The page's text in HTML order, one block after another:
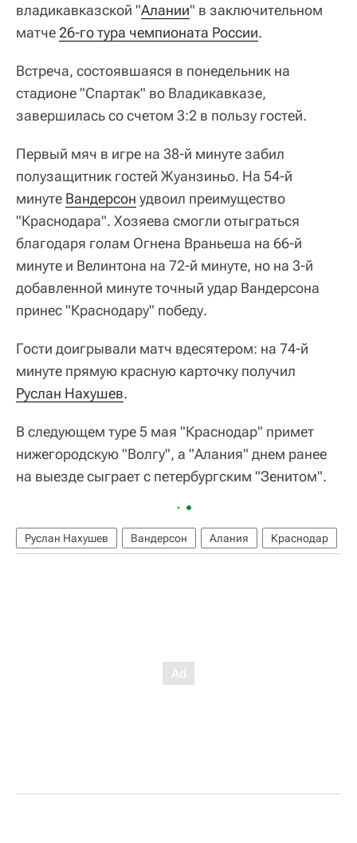
владикавказской "Алании" в заключительном
матче 26-го тура чемпионата России.
Встреча, состоявшаяся в понедельник на
стадионе "Спартак" во Владикавказе,
завершилась со счетом 3:2 в пользу гостей.
Первый мяч в игре на 38-й минуте забил
полузащитник гостей Жуанзиньо. На 54-й
минуте Вандерсон удвоил преимущество
"Краснодара". Хозяева смогли отыграться
благодаря голам Огнена Враньеша на 66-й
минуте и Велинтона на 72-й минуте, но на 3-й
добавленной минуте точный удар Вандерсона
принес "Краснодару" победу.
Гости доигрывали матч вдесятером: на 74-й
минуте прямую красную карточку получил
Руслан Нахушев.
В следующем туре 5 мая "Краснодар" примет
нижегородскую "Волгу", а "Алания" днем ранее
на выезде сыграет с петербургским "Зенитом".
Руслан Нахушев Вандерсон Алания Краснодар